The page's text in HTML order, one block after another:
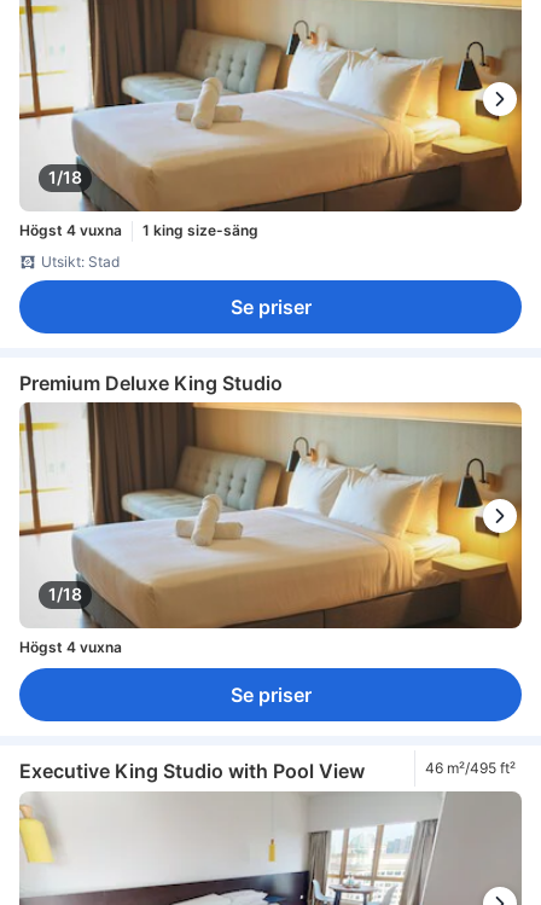
1/18
Högst 4 vuxna
1 king size-säng
Utsikt: Stad
Se priser
Premium Deluxe King Studio
1/18
Högst 4 vuxna
Se priser
Executive King Studio with Pool View 46 m²/495 ft²